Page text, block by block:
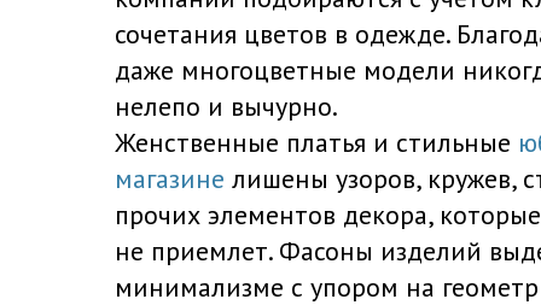
сочетания цветов в одежде.
даже многоцветные модели
нелепо и вычурно.
Женственные платья и стильные
магазине лишены узоров, кружев,
прочих элементов декора,
не приемлет. Фасоны изделий
минимализме с упором на